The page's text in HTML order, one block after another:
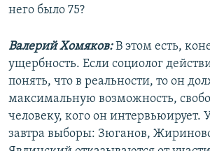
него было 75?
Валерий Хомяков:В этом есть,
ущербность. Если социолог
понять, что в реальности, то он
максимальную возможность,
человеку, кого он интервьюирует.
завтра выборы: Зюганов,